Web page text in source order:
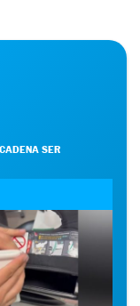
CADENA SER